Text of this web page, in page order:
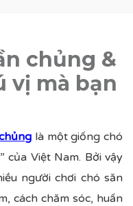
chủng &
vị mà bạn
là một giống chó
của Việt Nam. Bởi vậy
người chơi chó săn
cách chăm sóc, huấn